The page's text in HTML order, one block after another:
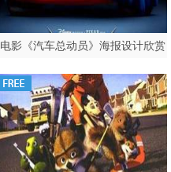
电影《汽车总动员》海报设计欣赏